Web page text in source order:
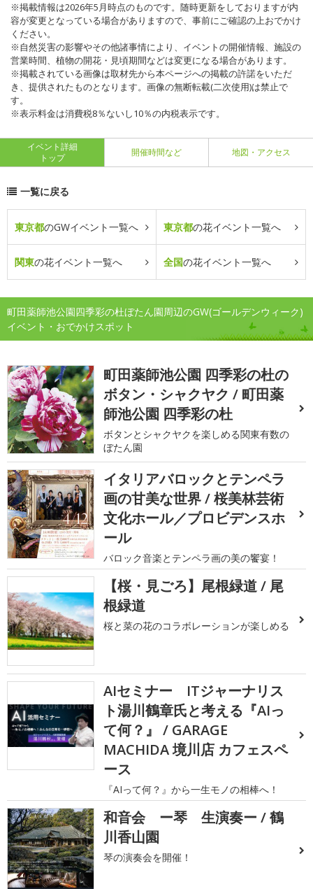
※掲載情報は2026年5月時点のものです。随時更新をしておりますが内
容が変更となっている場合がありますので、事前にご確認の上おでかけ
ください。
※自然災害の影響やその他諸事情により、イベントの開催情報、施設の
営業時間、植物の開花・見頃期間などは変更になる場合があります。
※掲載されている画像は取材先から本ページへの掲載の許諾をいただ
き、提供されたものとなります。画像の無断転載(二次使用)は禁止で
す。
※表示料金は消費税8％ないし10％の内税表示です。
イベント詳細
トップ
開催時間など 地図・アクセス
一覧に戻る
東京都のGWイベント一覧へ 東京都の花イベント一覧へ
関東の花イベント一覧へ 全国の花イベント一覧へ
町田薬師池公園四季彩の杜ぼたん園周辺のGW(ゴールデンウィーク)
イベント・おでかけスポット
町田薬師池公園 四季彩の杜の
ボタン・シャクヤク / 町田薬
師池公園 四季彩の杜
ボタンとシャクヤクを楽しめる関東有数の
ぼたん園
イタリアバロックとテンペラ
画の甘美な世界 / 桜美林芸術
文化ホール／プロビデンスホ
ール
バロック音楽とテンペラ画の美の饗宴！
【桜・見ごろ】尾根緑道 / 尾
根緑道
桜と菜の花のコラボレーションが楽しめる
AIセミナー ITジャーナリス
ト湯川鶴章氏と考える『AIっ
て何？』 / GARAGE
MACHIDA 境川店 カフェスペ
ース
『AIって何？』から一生モノの相棒へ！
和音会 ー琴 生演奏ー / 鶴
川香山園
琴の演奏会を開催！